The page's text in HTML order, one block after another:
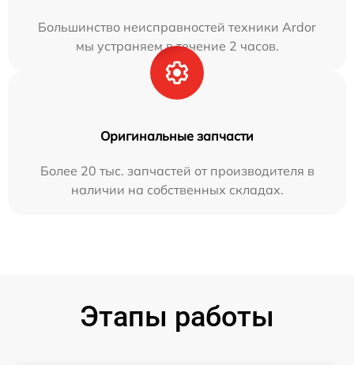
Большинство неисправностей техники Ardor
мы устраняем в течение 2 часов.
Оригинальные запчасти
Более 20 тыс. запчастей от производителя в
наличии на собственных складах.
Этапы работы